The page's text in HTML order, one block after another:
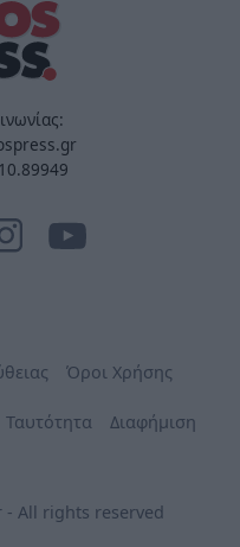
Όροι Χρήσης
Ταυτότητα Διαφήμιση
- All rights reserved